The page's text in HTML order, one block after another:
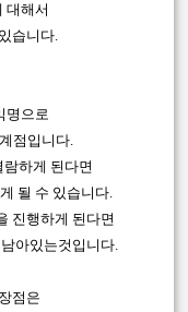
대해서
습니다.
명으로
점입니다.
하게 된다면
될 수 있습니다.
진행하게 된다면
아있는것입니다.
점은